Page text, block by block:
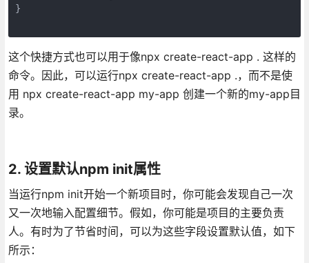
}
这个快捷方式也可以用于像npx create-react-app . 这样的
命令。因此，可以运行npx create-react-app .，而不是使
用 npx create-react-app my-app 创建一个新的my-app目
录。
2. 设置默认npm init属性
当运行npm init开始一个新项目时，你可能会发现自己一次
又一次地输入配置细节。假如，你可能是项目的主要负责
人。有时为了节省时间，可以为这些字段设置默认值，如下
所示：